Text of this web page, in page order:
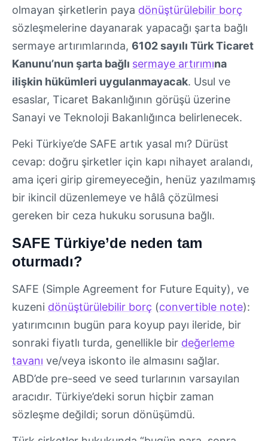
olmayan şirketlerin paya dönüştürülebilir borç
sözleşmelerine dayanarak yapacağı şarta bağlı
sermaye artırımlarında, 6102 sayılı Türk Ticaret
Kanunu’nun şarta bağlı sermaye artırımına
ilişkin hükümleri uygulanmayacak. Usul ve
esaslar, Ticaret Bakanlığının görüşü üzerine
Sanayi ve Teknoloji Bakanlığınca belirlenecek.
Peki Türkiye’de SAFE artık yasal mı? Dürüst
cevap: doğru şirketler için kapı nihayet aralandı,
ama içeri girip giremeyeceğin, henüz yazılmamış
bir ikincil düzenlemeye ve hâlâ çözülmesi
gereken bir ceza hukuku sorusuna bağlı.
SAFE Türkiye’de neden tam
oturmadı?
SAFE (Simple Agreement for Future Equity), ve
kuzeni dönüştürülebilir borç (convertible note):
yatırımcının bugün para koyup payı ileride, bir
sonraki fiyatlı turda, genellikle bir değerleme
tavanı ve/veya iskonto ile almasını sağlar.
ABD’de pre-seed ve seed turlarının varsayılan
aracıdır. Türkiye’deki sorun hiçbir zaman
sözleşme değildi; sorun dönüşümdü.